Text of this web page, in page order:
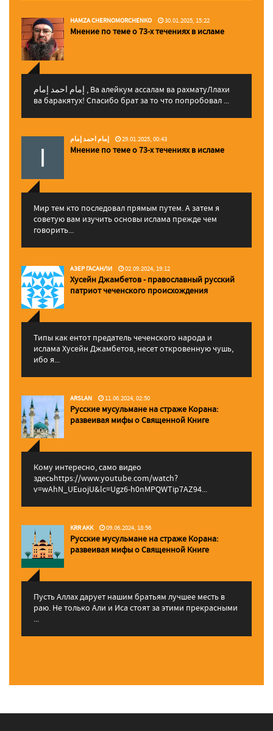
HAMZA CHERNOMORCHENKO 30.01.2025, 15:22
Мнение по теме о 73-х течениях в исламе
إمام احمد إمام , Ва алейкум ассалам ва рахматуЛлахи
ва баракятух! Спасибо брат за то что попробовал ...
إمام احمد إمام 29.01.2025, 00:43
Мнение по теме о 73-х течениях в исламе
Мир тем кто последовал прямым путем. А затем я
советую вам изучить основы ислама прежде чем
говорить...
АЗЕР ГАСАНЛИ 02.09.2024, 19:12
Хусейн Джамбетов - православный русский
патриот чеченского происхождения
Типы как ентот предатель чеченского народа и
ислама Хусейн Джамбетов, несет откровенную чушь,
ибо я...
ARSLAN 11.06.2024, 02:50
Русские мусульмане на страже Корана:
pазвеивая мифы о Священной Книге
Кому интересно, само видео
здесьhttps://www.youtube.com/watch?
v=wAhN_UEuojU&lc=Ugz6-h0nMPQWTip7AZ94...
KRR AKK 09.06.2024, 18:56
Русские мусульмане на страже Корана:
pазвеивая мифы о Священной Книге
Пусть Аллах дарует нашим братьям лучшее месть в
раю. Не только Али и Иса стоят за этими прекрасными
...